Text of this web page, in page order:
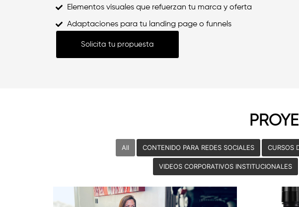
Elementos visuales que refuerzan tu marca y oferta
Adaptaciones para tu landing page o funnels
Solicita tu propuesta
All CONTENIDO PARA REDES SOCIALES CURSOS
VIDEOS CORPORATIVOS INSTITUCIONALES